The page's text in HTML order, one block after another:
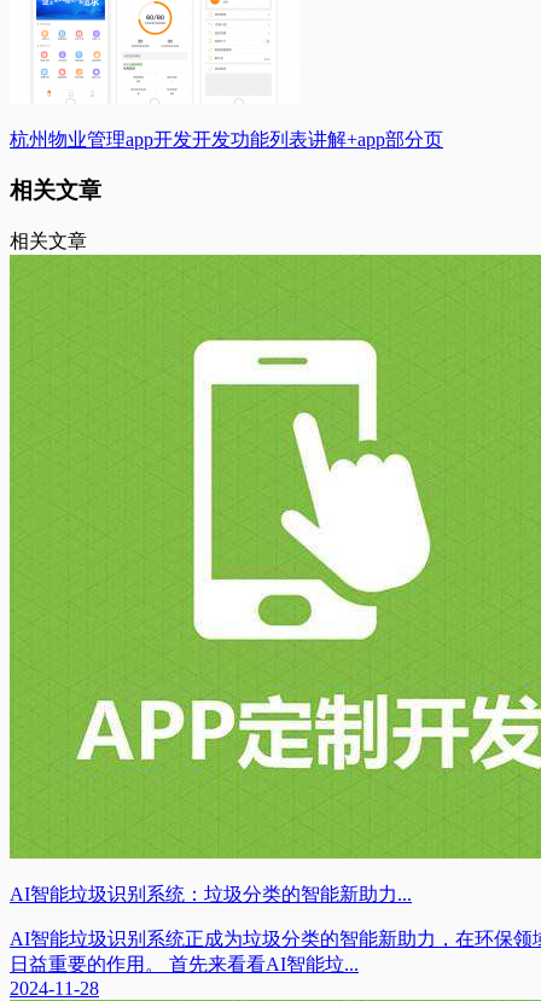
杭州物业管理app开发开发功能列表讲解+app部分页
相关文章
相关文章
AI智能垃圾识别系统：垃圾分类的智能新助力...
AI智能垃圾识别系统正成为垃圾分类的智能新助力，在环保领
日益重要的作用。 首先来看看AI智能垃...
2024-11-28